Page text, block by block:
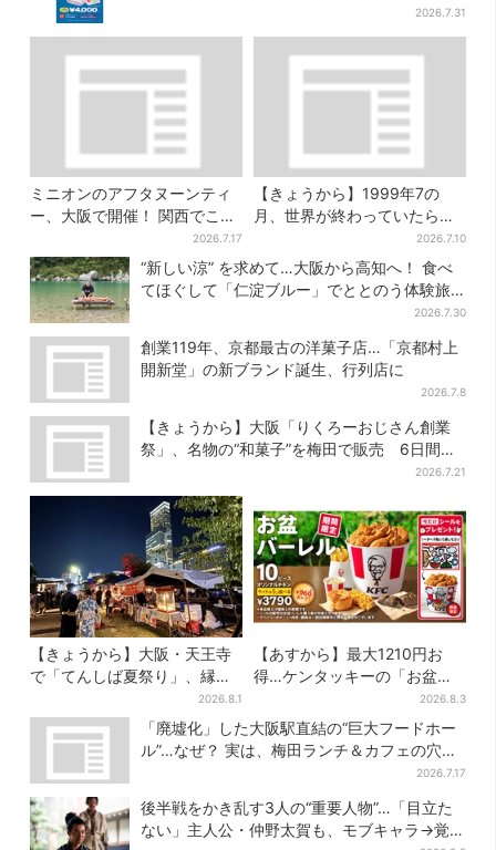
2026.7.31
ミニオンのアフタヌーンティ
ー、大阪で開催！ 関西でここ
だけ…そっくりすぎるスイー
ツも
2026.7.17
【きょうから】1999年7の
月、世界が終わっていたら…
約10万人動員のホラー展が大
阪へ
2026.7.10
“新しい涼” を求めて…大阪から高知へ！ 食べ
てほぐして「仁淀ブルー」でととのう体験旅
2026.7.30
創業119年、京都最古の洋菓子店…「京都村上
開新堂」の新ブランド誕生、行列店に
2026.7.8
【きょうから】大阪「りくろーおじさん創業
祭」、名物の“和菓子”を梅田で販売 6日間限
2026.7.21
【きょうから】大阪・天王寺
で「てんしば夏祭り」、縁日
や盆踊り…涼しいスプラッシ
ュタイムも！2日間だけ
2026.8.1
【あすから】最大1210円お
得…ケンタッキーの「お盆パ
ック」、2週間だけ！数量限定
シール付き
2026.8.3
「廃墟化」した大阪駅直結の“巨大フードホー
ル”…なぜ？ 実は、梅田ランチ＆カフェの穴場
2026.7.17
後半戦をかき乱す3人の“重要人物”…「目立た
ない」主人公・仲野太賀も、モブキャラ→覚醒